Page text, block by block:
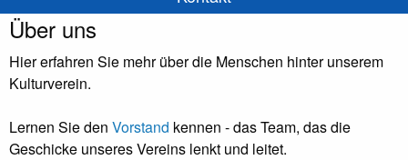
Über uns
Hier erfahren Sie mehr über die Menschen hinter unserem
Kulturverein.
Lernen Sie den Vorstand kennen - das Team, das die
Geschicke unseres Vereins lenkt und leitet.